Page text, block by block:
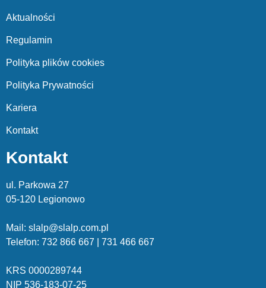
Aktualności
Regulamin
Polityka plików cookies
Polityka Prywatności
Kariera
Kontakt
Kontakt
ul. Parkowa 27
05-120 Legionowo
Mail: slalp@slalp.com.pl
Telefon: 732 866 667 | 731 466 667
KRS 0000289744
NIP 536-183-07-25